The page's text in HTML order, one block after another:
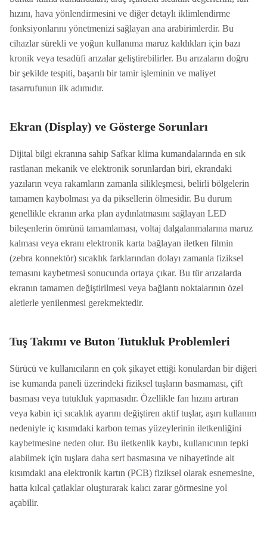
hızını, hava yönlendirmesini ve diğer detaylı iklimlendirme
fonksiyonlarını yönetmenizi sağlayan ana arabirimlerdir. Bu
cihazlar sürekli ve yoğun kullanıma maruz kaldıkları için bazı
kronik veya tesadüfi arızalar geliştirebilirler. Bu arızaların doğru
bir şekilde tespiti, başarılı bir tamir işleminin ve maliyet
tasarrufunun ilk adımıdır.
Ekran (Display) ve Gösterge Sorunları
Dijital bilgi ekranına sahip Safkar klima kumandalarında en sık
rastlanan mekanik ve elektronik sorunlardan biri, ekrandaki
yazıların veya rakamların zamanla silikleşmesi, belirli bölgelerin
tamamen kaybolması ya da piksellerin ölmesidir. Bu durum
genellikle ekranın arka plan aydınlatmasını sağlayan LED
bileşenlerin ömrünü tamamlaması, voltaj dalgalanmalarına maruz
kalması veya ekranı elektronik karta bağlayan iletken filmin
(zebra konnektör) sıcaklık farklarından dolayı zamanla fiziksel
temasını kaybetmesi sonucunda ortaya çıkar. Bu tür arızalarda
ekranın tamamen değiştirilmesi veya bağlantı noktalarının özel
aletlerle yenilenmesi gerekmektedir.
Tuş Takımı ve Buton Tutukluk Problemleri
Sürücü ve kullanıcıların en çok şikayet ettiği konulardan bir diğeri
ise kumanda paneli üzerindeki fiziksel tuşların basmaması, çift
basması veya tutukluk yapmasıdır. Özellikle fan hızını artıran
veya kabin içi sıcaklık ayarını değiştiren aktif tuşlar, aşırı kullanım
nedeniyle iç kısımdaki karbon temas yüzeylerinin iletkenliğini
kaybetmesine neden olur. Bu iletkenlik kaybı, kullanıcının tepki
alabilmek için tuşlara daha sert basmasına ve nihayetinde alt
kısımdaki ana elektronik kartın (PCB) fiziksel olarak esnemesine,
hatta kılcal çatlaklar oluşturarak kalıcı zarar görmesine yol
açabilir.